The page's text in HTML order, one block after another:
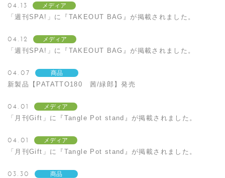
04.13 メディア
「週刊SPA!」に『TAKEOUT BAG』が掲載されました。
04.12 メディア
「週刊SPA!」に『TAKEOUT BAG』が掲載されました。
04.07 商品
新製品【PATATTO180 茜/緑郎】発売
04.01 メディア
「月刊Gift」に『Tangle Pot stand』が掲載されました。
04.01 メディア
「月刊Gift」に『Tangle Pot stand』が掲載されました。
03.30 商品